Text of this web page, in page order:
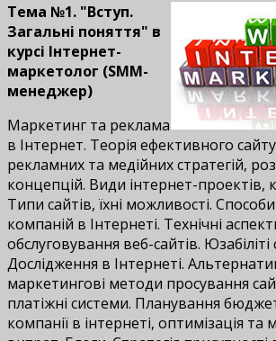
Тема №1. "Вступ.
Загальні поняття" в
курсі Інтернет-
маркетолог (SMM-
менеджер)
Маркетинг та реклама
в Інтернет. Теорія ефективного
рекламних та медійних стратегій,
концепцій. Види інтернет-проектів,
Типи сайтів, їхні можливості.
компаній в Інтернеті. Технічні
обслуговування веб-сайтів. Юзабіліті
Дослідження в Інтернеті.
маркетингові методи просування
платіжні системи. Планування
компанії в інтернеті, оптимізація та